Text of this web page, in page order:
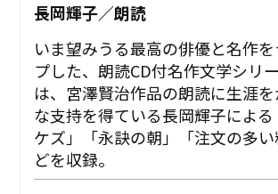
長岡輝子／朗読
いま望みうる最高の俳優と名作
プした、朗読CD付名作文学シリ
は、宮澤賢治作品の朗読に生涯
な支持を得ている長岡輝子によ
ケズ」「永訣の朝」「注文の多
どを収録。